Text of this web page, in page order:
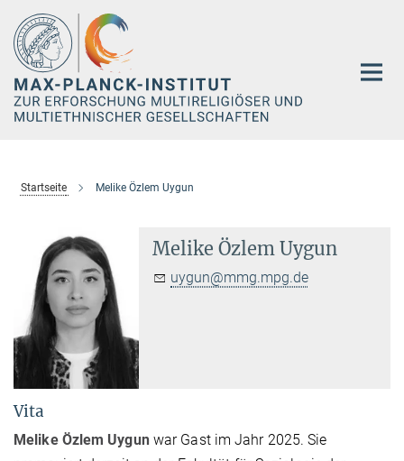
Hauptinhalt
Startseite Melike Özlem Uygun
Melike Özlem Uygun
uygun@mmg.mpg.de
Vita
Melike Özlem Uygun war Gast im Jahr 2025. Sie